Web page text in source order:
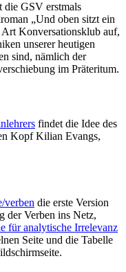
die GSV erstmals
„Und oben sitzt ein
Konversationsklub auf,
unserer heutigen
sind, nämlich der
im Präteritum.
findet die Idee des
Kopf Kilian Evangs,
verben die erste Version
der Verben ins Netz,
für analytische Irrelevanz
Seite und die Tabelle